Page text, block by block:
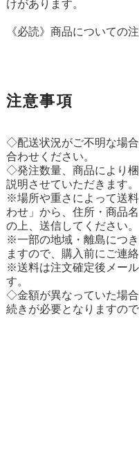
けがあります。
《必読》商品についての
注意事項
◇配送状況がご不明な場
合わせください。
◇発注数量、商品により
説明させていただきます。
※場所や重さによって送
わせ」から、住所・商品
の上、送信してください。
※一部の地域・離島につ
ますので、購入前にご連
※送料は注文確定後メー
す。
◇金額が異なっていた場
続きが必要となりますの